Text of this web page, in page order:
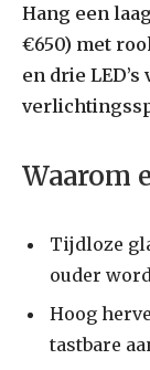
Hang een
€650) met
en drie
Waarom
Tijdloze
ouder
Hoog
tastbare